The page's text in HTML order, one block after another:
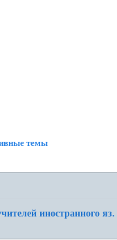
темы
иностранного яз.